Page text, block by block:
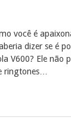
você é
dizer se é
V600? Ele não
ringtones…